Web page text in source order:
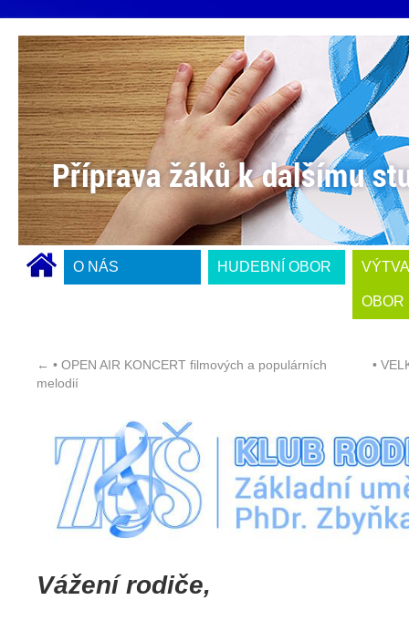
O NÁS HUDEBNÍ OBOR
OBOR
← • OPEN AIR KONCERT filmových a populárních
melodií
•
Vážení rodiče,